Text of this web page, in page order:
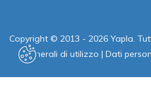
Copyright © 2013 - 2026 Yapla.
generali di utilizzo | Dati